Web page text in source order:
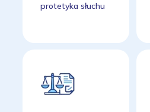
protetyka słuchu